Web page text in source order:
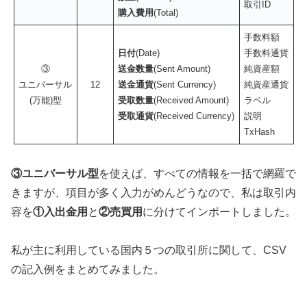
購入費用(Total)
取引ID
③
ユニバーサル
(万能)型
12
日付(Date)
送金数量(Sent Amount)
送金通貨(Sent Currency)
受取数量(Received Amount)
受取通貨(Received Currency)
手数料額
手数料通貨
純資産額
純資産通貨
ラベル
説明
TxHash
③ユニバーサル型を使えば、すべての情報を一括で網羅で
きますが、項目が多く入力がめんどうなので、私は取引内
容を①入出金用 と②売買用 に分けてインポートしました。
私が主に利用している国内５つの取引所に関して、CSV
の記入例をまとめてみました。